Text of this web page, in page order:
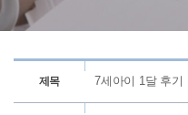
제목 7세아이 1달 후기